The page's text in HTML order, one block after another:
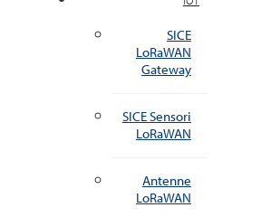
SICE
LoRaWAN
Gateway
SICE Sensori
LoRaWAN
Antenne
LoRaWAN